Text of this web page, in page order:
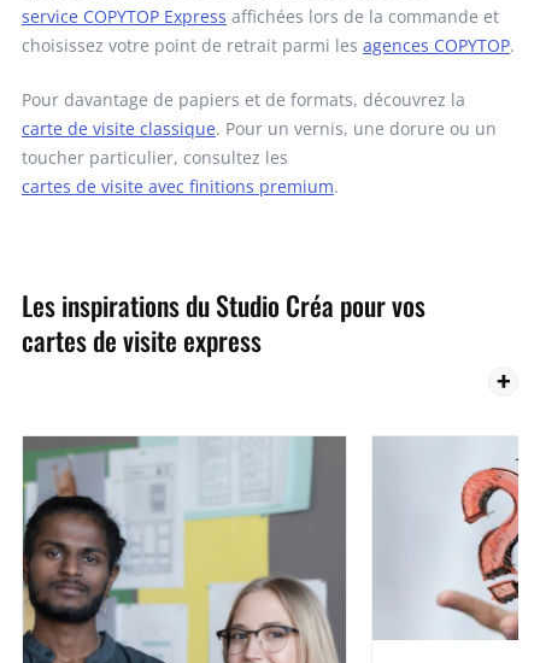
service COPYTOP Express affichées lors de la commande et
choisissez votre point de retrait parmi les agences COPYTOP.
Pour davantage de papiers et de formats, découvrez la
carte de visite classique. Pour un vernis, une dorure ou un
toucher particulier, consultez les
cartes de visite avec finitions premium.
Les inspirations du Studio Créa pour vos
cartes de visite express